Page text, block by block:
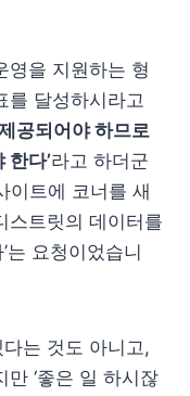
영을 지원하는 형
를 달성하시라고
공되어야 하므로
한다’라고 하더군
이트에 코너를 새
스트릿의 데이터를
는 요청이었습니
는 것도 아니고,
‘좋은 일 하시잖